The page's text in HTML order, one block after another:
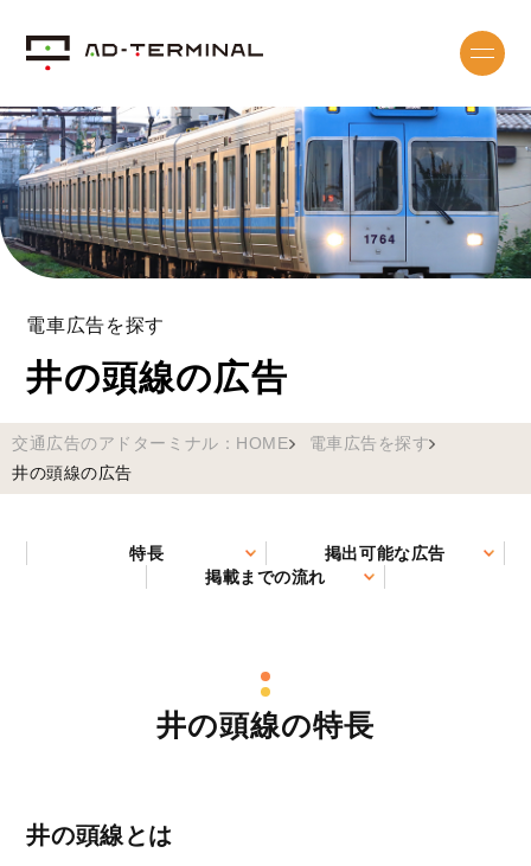
電車広告を探す
井の頭線の広告
交通広告のアドターミナル：HOME
電車広告を探す
井の頭線の広告
特長
掲出可能な広告
掲載までの流れ
井の頭線の特長
井の頭線とは